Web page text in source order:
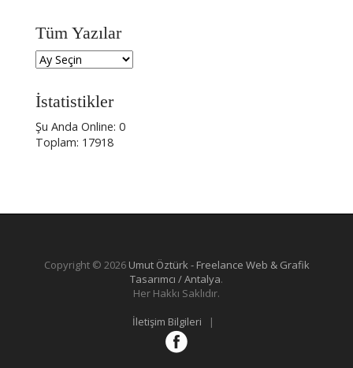
Tüm Yazılar
İstatistikler
Şu Anda Online: 0
Toplam: 17918
Copyright © 2026 Umut Öztürk - Freelance Web & Grafik
Tasarımcı / Antalya.
Her Hakkı Saklıdır.
İletişim Bilgileri |